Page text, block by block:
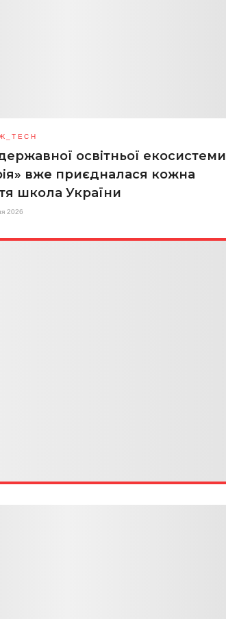
освітньої екосистеми
вже приєдналася кожна
школа України
2026